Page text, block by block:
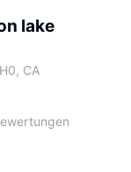
lake
CA